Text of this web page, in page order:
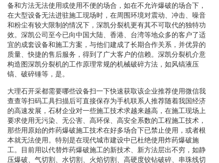
备和方法无法使用或使用不便的场合，如在不允许爆破的场合下，
在大型设备无法进驻施工现场时，在周围环境对震动、冲击、噪音
和粉尘有较大限制的情况下，深凯分裂机更有其不可取代的独特功
效。深凯公司至今已向中国大陆、香港、台湾等地众多的客户了适
宜的成套设备和施工方案，与他们建成了长期合作关系，并优异的
质量、快捷的售后服务，得到了广大客户的信赖。深凯分裂机介意
构造图深凯分裂机的工作原理常规的机械破碎方法，如风镐液压
镐、破碎锤等，是。
大理石开采都需要哪些设备扫一下快速获取该企业推荐使用微信我
查查等扫码工具扫描后可直接保存为手机联系人推荐随着我国经济
的高速发展，石材企业对一些施工技术求越来越高，在施工现场上
要求使用无污染、无公害、高环保、高安全系数的工程施工技术，
那些用原始的炸药爆破施工技术在好多场合下已禁止使用，或者根
本就无法使用。特别是在现代城市建设中已杜绝使用炸药爆破施
工。目前用以代替炸药爆破施工的新技术、新方法层出不穷，如静
压爆破、气切割、水切割、火焰切割、高硬度铰钻破碎、串珠线切